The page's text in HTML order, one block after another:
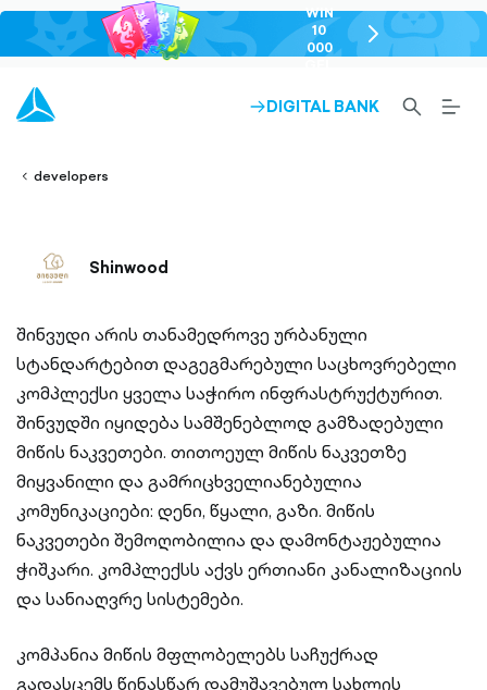
WIN
10
000
chevron-
right-
ARROW-
DIGITAL BANK
SEARCH-
OUTLINED
developers
Shinwood
შინვუდი არის თანამედროვე ურბანული
სტანდარტებით დაგეგმარებული საცხოვრებელი
კომპლექსი ყველა საჭირო ინფრასტრუქტურით.
შინვუდში იყიდება სამშენებლოდ გამზადებული
მიწის ნაკვეთები. თითოეულ მიწის ნაკვეთზე
მიყვანილი და გამრიცხველიანებულია
კომუნიკაციები: დენი, წყალი, გაზი. მიწის
ნაკვეთები შემოღობილია და დამონტაჟებულია
ჭიშკარი. კომპლექსს აქვს ერთიანი კანალიზაციის
და სანიაღვრე სისტემები.
კომპანია მიწის მფლობელებს საჩუქრად
გადასცემს წინასწარ დამუშავებულ სახლის